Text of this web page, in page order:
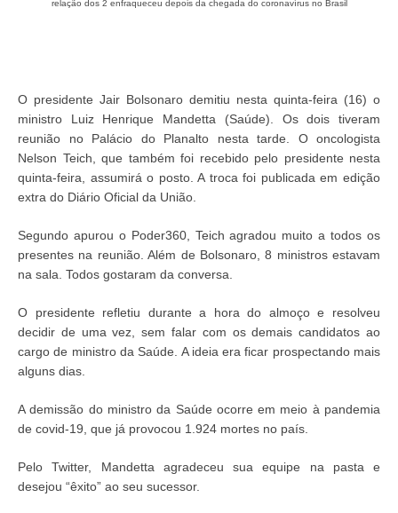
relação dos 2 enfraqueceu depois da chegada do coronavírus no Brasil
O presidente Jair Bolsonaro demitiu nesta quinta-feira (16) o
ministro Luiz Henrique Mandetta (Saúde). Os dois tiveram
reunião no Palácio do Planalto nesta tarde. O oncologista
Nelson Teich, que também foi recebido pelo presidente nesta
quinta-feira, assumirá o posto. A troca foi publicada em edição
extra do Diário Oficial da União.
Segundo apurou o Poder360, Teich agradou muito a todos os
presentes na reunião. Além de Bolsonaro, 8 ministros estavam
na sala. Todos gostaram da conversa.
O presidente refletiu durante a hora do almoço e resolveu
decidir de uma vez, sem falar com os demais candidatos ao
cargo de ministro da Saúde. A ideia era ficar prospectando mais
alguns dias.
A demissão do ministro da Saúde ocorre em meio à pandemia
de covid-19, que já provocou 1.924 mortes no país.
Pelo Twitter, Mandetta agradeceu sua equipe na pasta e
desejou “êxito” ao seu sucessor.